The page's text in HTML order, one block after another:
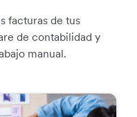
facturas de tus
de contabilidad y
manual.